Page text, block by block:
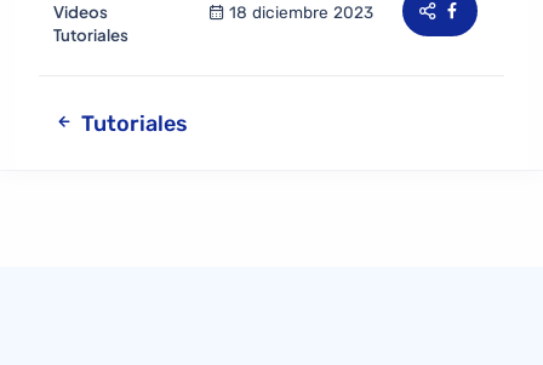
Videos
Tutoriales
18 diciembre 2023
Tutoriales